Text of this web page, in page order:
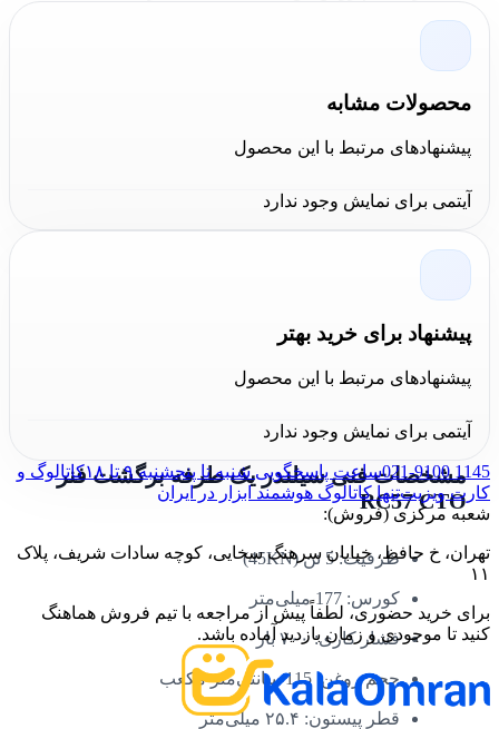
برای حرکت کامل پیستون در کورس بلند کافی است.
بیشتر پمپ‌های هیدرولیک بازار را فراهم می‌کنند. بدنه با
ویژگی‌ها و کاربردهای سیلندر یک طرفه
برگشت فنر RC57 CTO
مشخصات فنی سیلندر یک طرفه برگشت فنر
RC57 CTO
ظرفیت: 5 تن (45KN)
کورس: 177 میلی‌متر
فشار کاری: ۷۰۰ بار
حجم روغن: 115 سانتی‌متر مکعب
قطر پیستون: ۲۵.۴ میلی‌متر
محصولات مشابه
پیشنهادهای مرتبط با این محصول
آیتمی برای نمایش وجود ندارد
پیشنهاد برای خرید بهتر
پیشنهادهای مرتبط با این محصول
آیتمی برای نمایش وجود ندارد
021-9100 1145ساعت پاسخگویی شنبه تا پنجشنبه ۹ تا ۱۸
کاتالوگ و
کارت ویزیتتنها کاتالوگ هوشمند ابزار در ایران
شعبه مرکزی (فروش):
تهران، خ حافظ، خیابان سرهنگ سخایی، کوچه سادات شریف، پلاک
۱۱
برای خرید حضوری، لطفاً پیش از مراجعه با تیم فروش هماهنگ
کنید تا موجودی و زمان بازدید آماده باشد.